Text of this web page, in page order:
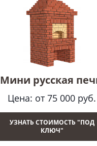
Мини русская
Цена: от 75 000 руб.
УЗНАТЬ СТОИМОСТЬ "ПОД
КЛЮЧ"